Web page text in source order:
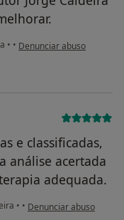
• • na opinião do utilizador
Denunciar abuso
e classificadas,
análise acertada
adequada.
• • na opinião do utilizador
Denunciar abuso